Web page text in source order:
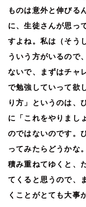
ものは意外と伸びる
に、生徒さんが思っ
すよね。私は（そう
ういう方がいるので
ないで、まずはチャ
で勉強していって欲
り方」というのは、
に「これをやりまし
のではないのです。
ってみたらどうかな
積み重ねてゆくと、
てくると思うので、
くことがとても大事